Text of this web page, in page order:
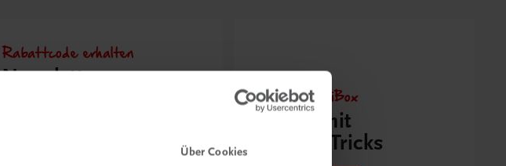
Über Cookies
Rabattcode erhalten
Newsletter
Neu zur DigiBox
Videos mit
Tipps & Tricks